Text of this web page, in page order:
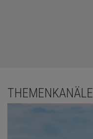
THEMENKANÄLE